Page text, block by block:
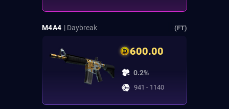
M4A4 | Daybreak (FT)
600.00
0.2%
941 - 1140